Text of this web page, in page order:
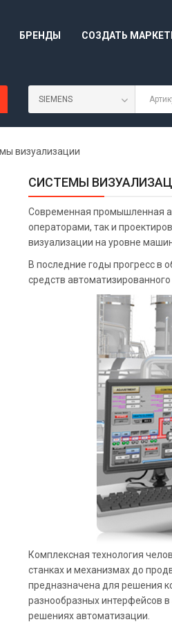
БРЕНДЫ СОЗДАТЬ
визуализации
СИСТЕМЫ
Современная промышленная
операторами, так и
визуализации на уровне
В последние годы прогресс в
средств
Комплексная технология
станках и механизмах до
предназначена для решения
разнообразных интерфейсов
решениях автоматизации.